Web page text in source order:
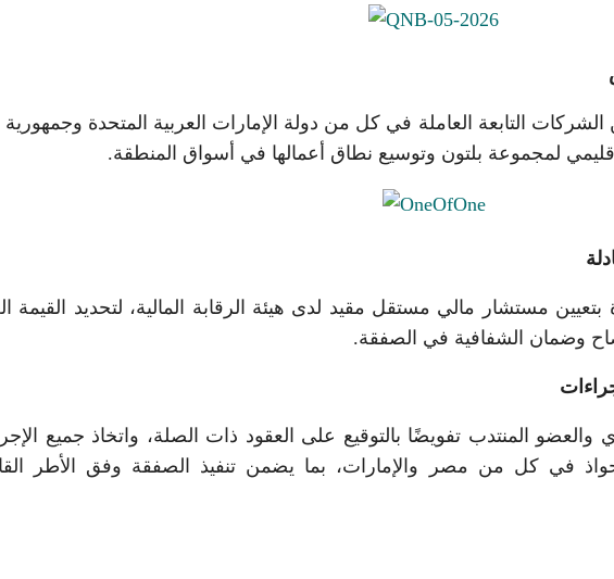
التابعة العاملة في كل من دولة الإمارات العربية المتحدة
لمجموعة بلتون وتوسيع نطاق أعمالها في أسواق المنطقة.
مستشار مالي مستقل مقيد لدى هيئة الرقابة المالية، لتحديد القيمة
وضمان الشفافية في الصفقة.
والعضو المنتدب تفويضًا بالتوقيع على العقود ذات الصلة، واتخاذ جميع
في كل من مصر والإمارات، بما يضمن تنفيذ الصفقة وفق الأطر